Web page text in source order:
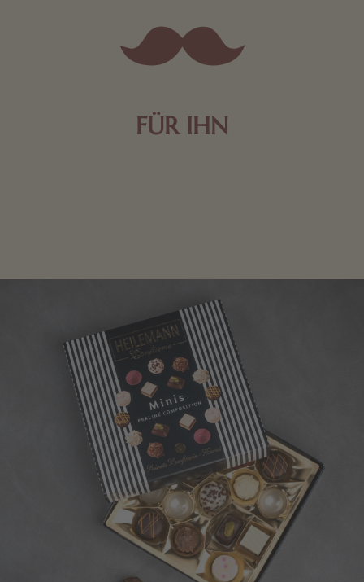
FÜR IHN